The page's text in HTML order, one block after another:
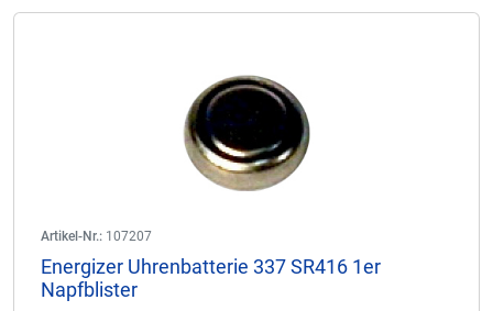
Artikel-Nr.: 107207
Energizer Uhrenbatterie 337 SR416 1er
Napfblister